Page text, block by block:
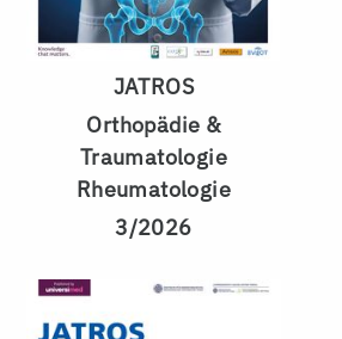
JATROS
Orthopädie &
Traumatologie
Rheumatologie
3/2026